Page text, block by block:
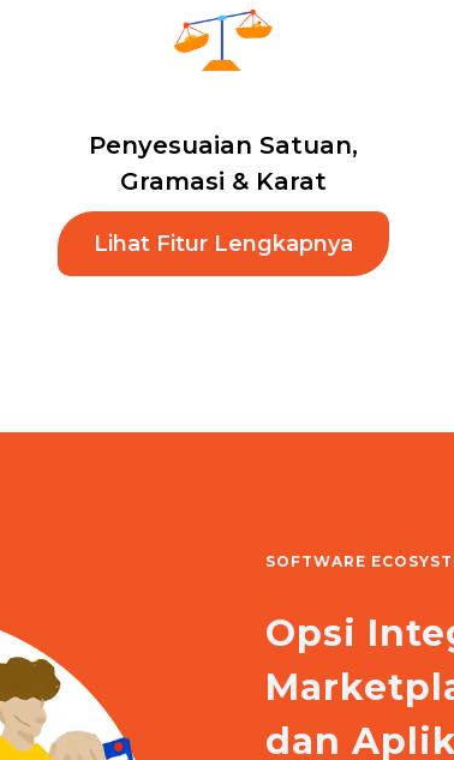
Penyesuaian Satuan,
Gramasi & Karat
Lihat Fitur Lengkapnya
SOFTWARE
Opsi
dan